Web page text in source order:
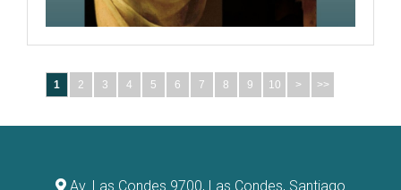
1 2 3 4 5 6 7 8 9 10 > >>
Av. Las Condes 9700, Las Condes, Santiago